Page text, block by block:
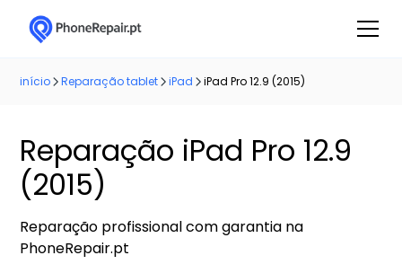
início Reparação tablet iPad iPad Pro 12.9 (2015)
Reparação iPad Pro 12.9
(2015)
Reparação profissional com garantia na
PhoneRepair.pt